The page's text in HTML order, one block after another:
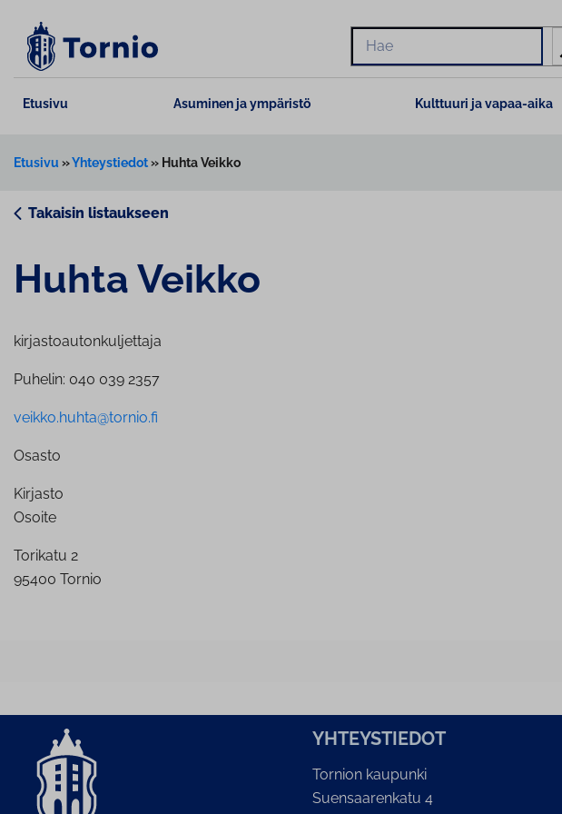
sisältöön
Hae
Etusivu Asuminen ja ympäristö Kulttuuri ja vapaa-aika
Etusivu »Yhteystiedot» Huhta Veikko
Takaisin listaukseen
Huhta Veikko
kirjastoautonkuljettaja
Puhelin: 040 039 2357
veikko.huhta@tornio.fi
Osasto
Kirjasto
Osoite
Torikatu 2
95400 Tornio
YH­TEYS­TIE­DOT
Tornion kaupunki
Suensaarenkatu 4